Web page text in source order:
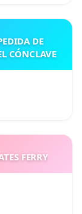
DE
CÓNCLAVE
FERRY